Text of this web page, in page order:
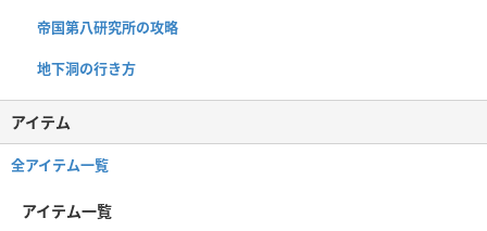
帝国第八研究所の攻略
地下洞の行き方
アイテム
全アイテム一覧
アイテム一覧